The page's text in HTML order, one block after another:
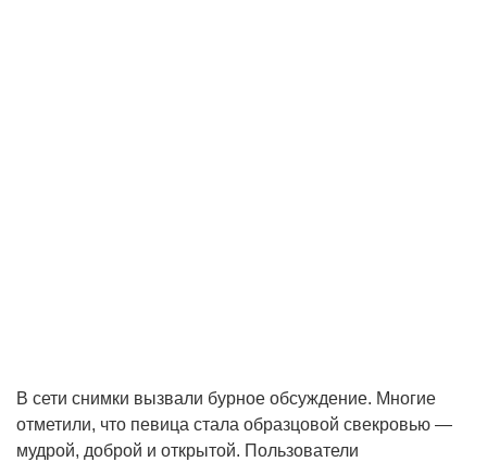
В сети снимки вызвали бурное обсуждение. Многие
отметили, что певица стала образцовой свекровью —
мудрой, доброй и открытой. Пользователи